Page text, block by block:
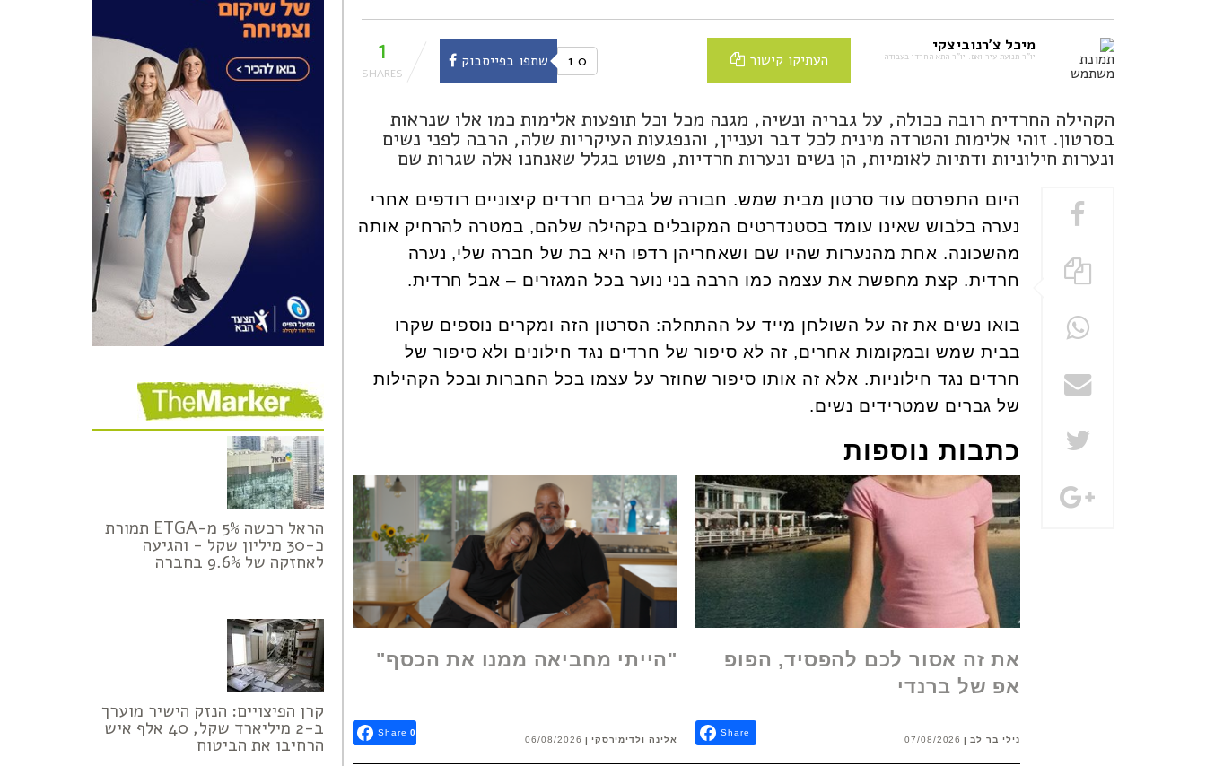
מיכל צ'רנוביצקי
יו"ר תנועת עיר ואם. יו"ר התא החרדי בעבודה העתיקו קישור 0 שתפו בפייסבוק 1
הקהילה החרדית רובה ככולה, על גבריה ונשיה, מגנה מכל וכל תופעות אלימות כמו אלו שנראות
בסרטון. זוהי אלימות והטרדה מינית לכל דבר ועניין, והנפגעות העיקריות שלה, הרבה לפני נשים
ונערות חילוניות ודתיות לאומיות, הן נשים ונערות חרדיות, פשוט בגלל שאנחנו אלה שגרות שם
היום התפרסם עוד סרטון מבית שמש. חבורה של גברים חרדים קיצוניים רודפים אחרי
נערה בלבוש שאינו עומד בסטנדרטים המקובלים בקהילה שלהם, במטרה להרחיק אותה
מהשכונה. אחת מהנערות שהיו שם ושאחריהן רדפו היא בת של חברה שלי, נערה
חרדית. קצת מחפשת את עצמה כמו הרבה בני נוער בכל המגזרים – אבל חרדית.
בואו נשים את זה על השולחן מייד על ההתחלה: הסרטון הזה ומקרים נוספים שקרו
בבית שמש ובמקומות אחרים, זה לא סיפור של חרדים נגד חילונים ולא סיפור של
חרדים נגד חילוניות. אלא זה אותו סיפור שחוזר על עצמו בכל החברות ובכל הקהילות
של גברים שמטרידים נשים.
כתבות נוספות
את זה אסור לכם להפסיד, הפופ
אפ של ברנדי
נילי בר לב 07/08/2026
Share
"הייתי מחביאה ממנו את הכסף"
אלינה ולדימירסקי 06/08/2026
Share 0
הראל רכשה 5% מ-ETGA תמורת
כ-30 מיליון שקל - והגיעה
לאחזקה של 9.6% בחברה
קרן הפיצויים: הנזק הישיר מוערך
ב-2 מיליארד שקל, 40 אלף איש
הרחיבו את הביטוח